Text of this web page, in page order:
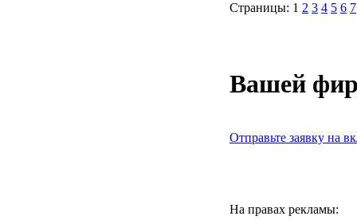
Страницы: 1 2 3 4 5 6 7
Вашей
Отправьте заявку на
На правах рекламы: